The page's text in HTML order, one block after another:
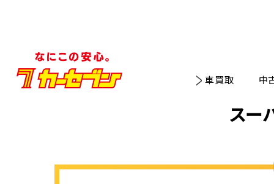
車買取 中
スー